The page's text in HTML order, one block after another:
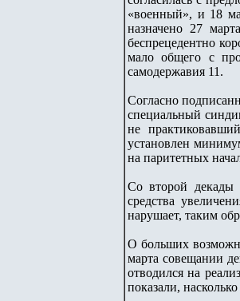
«военный», и 18
назначено 27
беспрецедентно
мало общего с
самодержавия 11.
Согласно
специальный
не
установлен
на паритетных
Со второй декады
средства
нарушает, таким
О больших
марта совещании
отводился на
показали,